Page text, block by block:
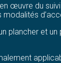
œuvre du
plancher et un